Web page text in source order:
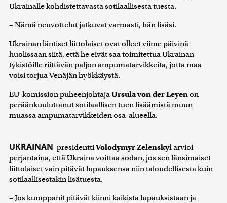
Ukrainalle kohdistettavasta sotilaallisesta tuesta.
– Nämä neuvottelut jatkuvat varmasti, hän lisäsi.
Ukrainan läntiset liittolaiset ovat olleet viime päivinä
huolissaan siitä, että he eivät saa toimitettua Ukrainan
tykistöille riittävän paljon ampumatarvikkeita, jotta maa
voisi torjua Venäjän hyökkäystä.
EU-komission puheenjohtajaUrsula von der Leyenon
peräänkuuluttanut sotilaallisen tuen lisäämistä muun
muassa ampumatarvikkeiden osa-alueella.
UKRAINAN presidenttiVolodymyr Zelenskyiarvioi
perjantaina, että Ukraina voittaa sodan, jos sen länsimaiset
liittolaiset vain pitävät lupauksensa niin taloudellisesta kuin
sotilaallisestakin lisätuesta.
– Jos kumppanit pitävät kiinni kaikista lupauksistaan ja